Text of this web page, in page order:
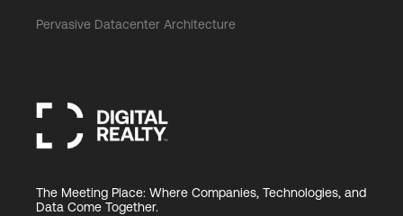
Pervasive Datacenter Architecture
The Meeting Place: Where Companies, Technologies, and
Data Come Together.